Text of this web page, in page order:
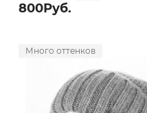
800Руб.
Много оттенков